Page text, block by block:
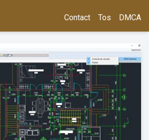
Contact Tos DMCA